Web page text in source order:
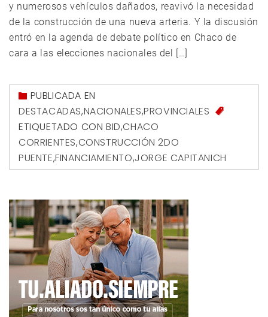
y numerosos vehículos dañados, reavivó la necesidad
de la construcción de una nueva arteria. Y la discusión
entró en la agenda de debate político en Chaco de
cara a las elecciones nacionales del […]
PUBLICADA EN
DESTACADAS,NACIONALES,PROVINCIALES
ETIQUETADO CON BID,CHACO
CORRIENTES,CONSTRUCCIÓN 2DO
PUENTE,FINANCIAMIENTO,JORGE CAPITANICH